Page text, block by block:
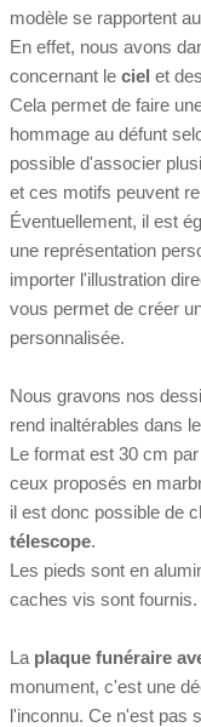
modèle se rapportent
En effet, nous avons
concernant le ciel et des
Cela permet de faire
hommage au défunt
possible d'associer
et ces motifs peuvent
Éventuellement, il est
une représentation
importer l'illustration
vous permet de créer
personnalisée.
Nous gravons nos
rend inaltérables dans
Le format est 30 cm
ceux proposés en
il est donc possible de
télescope.
Les pieds sont en
caches vis sont fournis.
La plaque funéraire
monument, c'est une
l'inconnu. Ce n'est pas